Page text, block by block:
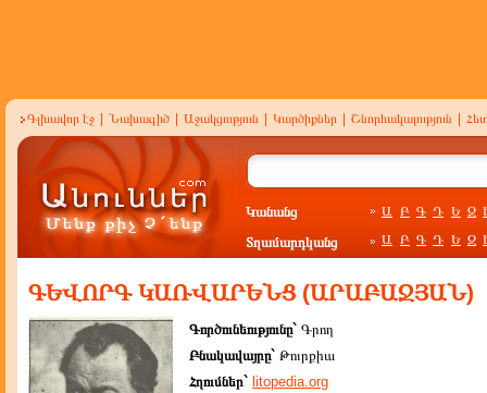
Գլխավոր էջ Նախագիծ Աջակցություն Կարծիքներ Շնորհակալություն
Կանանց » Ա Բ Գ Դ Ե Զ
Տղամարդկանց » Ա Բ Գ Դ Ե Զ
ԳԵՎՈՐԳ ԿԱՌՎԱՐԵՆՑ (ԱՐԱԲԱՋՅԱՆ)
Գործունեությունը` Գրող
Բնակավայրը` Թուրքիա
Հղումներ` litopedia.org